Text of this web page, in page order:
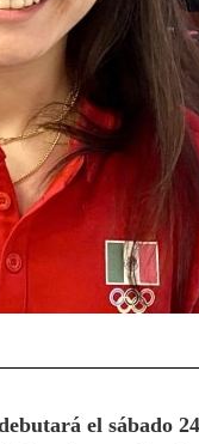
el sábado